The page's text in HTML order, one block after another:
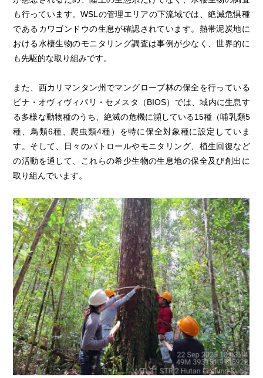
も行っています。WSL の管理エリアの下流域では、絶滅危惧種
であるカワゴンドウの生息が確認されています。熱帯泥炭地に
おける水棲生物のモニタリング調査は事例が少なく、世界的に
も先駆的な取り組みです。
また、西カリマンタン州でマングローブ林の保全を行っている
ビナ・オヴィヴィパリ・セメスタ（BIOS）では、域内に生息す
る多様な動物種のうち、絶滅の危機に瀕している15種（哺乳類5
種、鳥類6種、爬虫類4種）を特に保全対象種に設定していま
す。そして、日々のパトロールやモニタリング、植生回復など
の活動を通して、これらの希少生物の生息地の保全及び創出に
取り組んでいます。